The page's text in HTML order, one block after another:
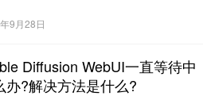
9月28日
Diffusion WebUI一直等待中
办?解决方法是什么?